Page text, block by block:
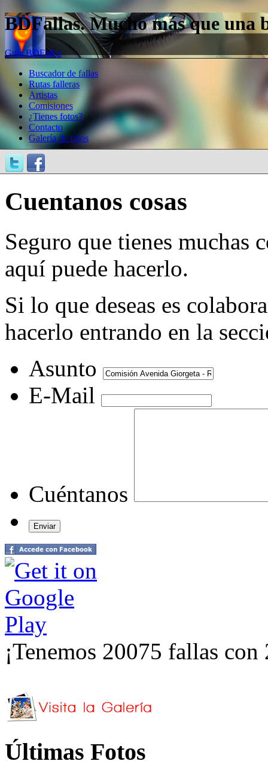
BDFallas. Mucho más que una
Guía BDFallas
Buscador de fallas
Rutas falleras
Artistas
Comisiones
¿Tienes fotos?
Contacto
Galería de fotos
Cuentanos cosas
Seguro que tienes muchas
aquí puede hacerlo.
Si lo que deseas es
hacerlo entrando en la
Asunto
E-Mail
Cuéntanos
¡Tenemos 20075 fallas
Últimas Fotos